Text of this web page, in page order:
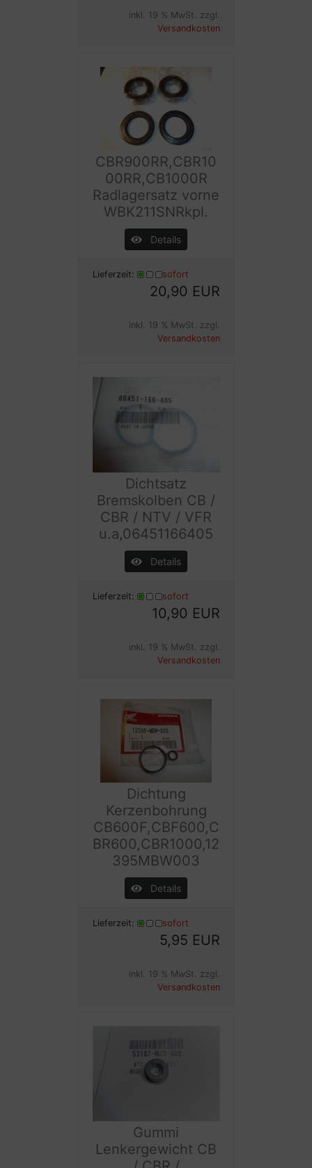
inkl. 19 % MwSt. zzgl.
Versandkosten
CBR900RR,CBR10
00RR,CB1000R
Radlagersatz vorne
WBK211SNRkpl.
Details
Lieferzeit: sofort
20,90 EUR
inkl. 19 % MwSt. zzgl.
Versandkosten
Dichtsatz
Bremskolben CB /
CBR / NTV / VFR
u.a,06451166405
Details
Lieferzeit: sofort
10,90 EUR
inkl. 19 % MwSt. zzgl.
Versandkosten
Dichtung
Kerzenbohrung
CB600F,CBF600,C
BR600,CBR1000,12
395MBW003
Details
Lieferzeit: sofort
5,95 EUR
inkl. 19 % MwSt. zzgl.
Versandkosten
Gummi
Lenkergewicht CB